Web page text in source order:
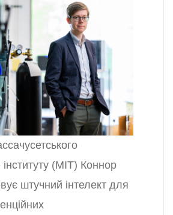
інституту (MIT) Коннор
штучний інтелект для